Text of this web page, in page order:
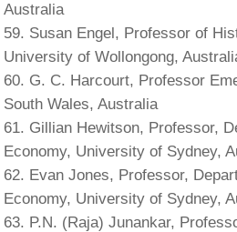
Australia
Susan Engel, Professor of
University of Wollongong,
G. C. Harcourt, Professor
South Wales, Australia
Gillian Hewitson, Professor,
Economy, University of Sydney,
Evan Jones, Professor,
Economy, University of Sydney,
P.N. (Raja) Junankar,